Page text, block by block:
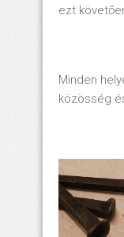
ezt
Minden
közösség